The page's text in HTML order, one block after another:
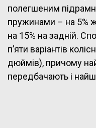
полегшеним
пружинами – на 5%
на 15% на задній.
п’яти варіантів
дюймів), причому
передбачають і